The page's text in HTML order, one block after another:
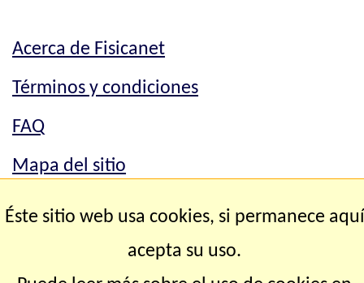
Acerca de Fisicanet
Términos y condiciones
FAQ
Mapa del sitio
Mapa del sitio
Éste sitio web usa cookies, si permanece aquí
acepta su uso.